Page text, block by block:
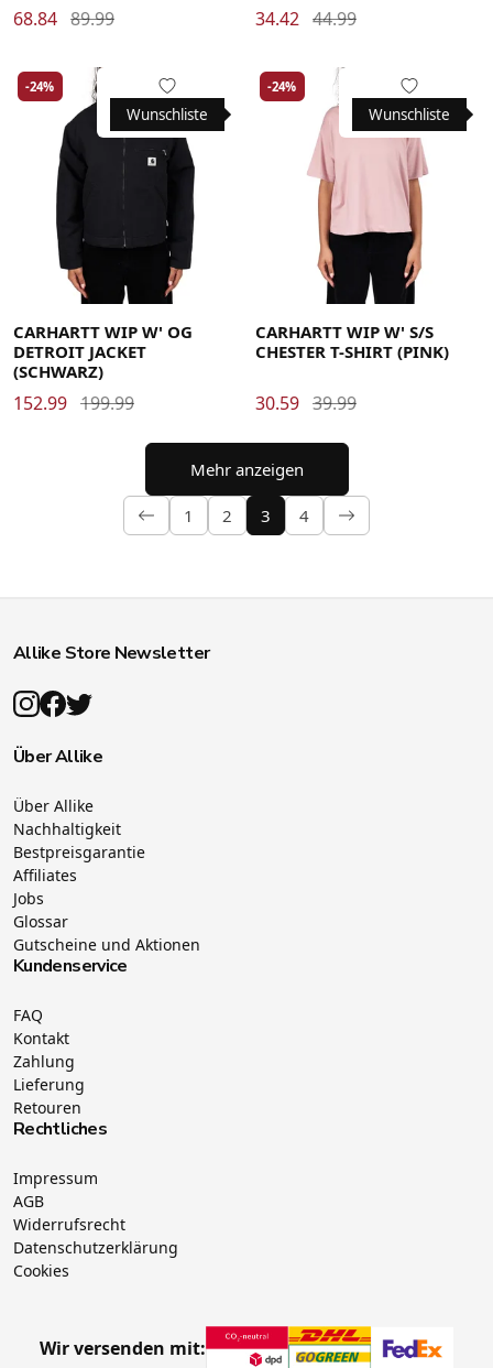
68.84 89.99 34.42 44.99
Small X-Small
Wunschliste
-24%
CARHARTT WIP W' OG
DETROIT JACKET
(SCHWARZ)
152.99 199.99
Small X-Small
Wunschliste
-24%
CARHARTT WIP W' S/S
CHESTER T-SHIRT (PINK)
30.59 39.99
Mehr anzeigen
1 2 3 4
Allike Store Newsletter
Über Allike
Über Allike
Nachhaltigkeit
Bestpreisgarantie
Affiliates
Jobs
Glossar
Gutscheine und Aktionen
Kundenservice
FAQ
Kontakt
Zahlung
Lieferung
Retouren
Rechtliches
Impressum
AGB
Widerrufsrecht
Datenschutzerklärung
Cookies
Wir versenden mit: